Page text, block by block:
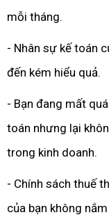
mỗi tháng.
- Nhân sự kế toán
đến kém hiểu quả.
- Bạn đang mất
toán nhưng lại
trong kinh doanh.
- Chính sách thuế
của bạn không